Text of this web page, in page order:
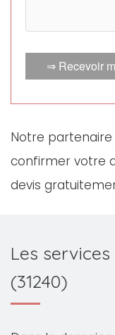
⇒ Recevoir
Notre
confirmer votre
devis
Les
(31240)